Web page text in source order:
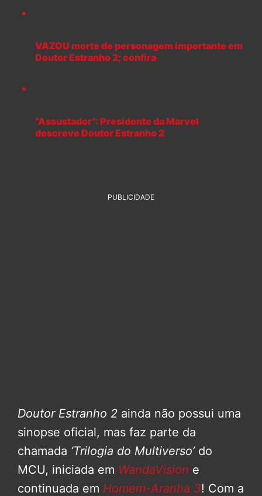
VAZOU morte de personagem importante em
Doutor Estranho 2; confira
“Assustador”: Presidente da Marvel
descreve Doutor Estranho 2
PUBLICIDADE
Doutor Estranho 2 ainda não possui uma
sinopse oficial, mas faz parte da
chamada ‘Trilogia do Multiverso’do
MCU, iniciada em WandaVision e
continuada em Homem-Aranha 3! Com a